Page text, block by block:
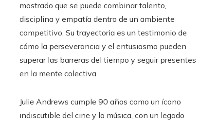
mostrado que se puede combinar talento,
disciplina y empatía dentro de un ambiente
competitivo. Su trayectoria es un testimonio de
cómo la perseverancia y el entusiasmo pueden
superar las barreras del tiempo y seguir presentes
en la mente colectiva.
Julie Andrews cumple 90 años como un ícono
indiscutible del cine y la música, con un legado